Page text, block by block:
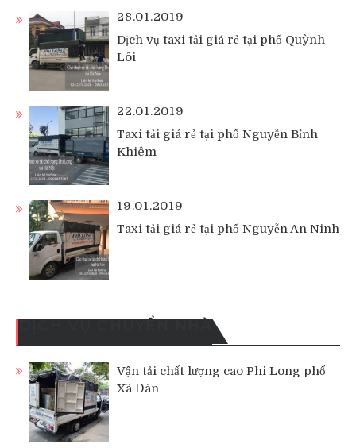
28.01.2019
Dịch vụ taxi tải giá rẻ tại phố Quỳnh
Lôi
22.01.2019
Taxi tải giá rẻ tại phố Nguyễn Bỉnh
Khiêm
19.01.2019
Taxi tải giá rẻ tại phố Nguyễn An Ninh
DỊCH VỤ CHUYỂN NHÀ
Vận tải chất lượng cao Phi Long phố
Xã Đàn